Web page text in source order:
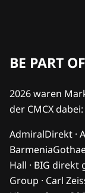
BE PART
2026 waren
der CMCX dabei:
AdmiralDirekt ·
Hall · BIG direkt
Group · Carl